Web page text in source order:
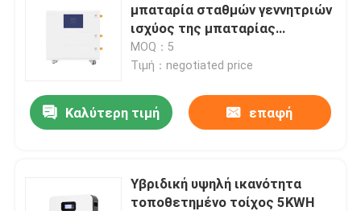
μπαταρία σταθμών γεννητριών
ισχύος της μπαταρίας
αποθήκευσης εγχώριας
ενέργειας 3kwh 5kwh 10kwh
MOQ：5
Τιμή：negotiated price
Καλύτερη τιμή επαφή
Υβριδική υψηλή ικανότητα
τοποθετημένο τοίχος 5KWH